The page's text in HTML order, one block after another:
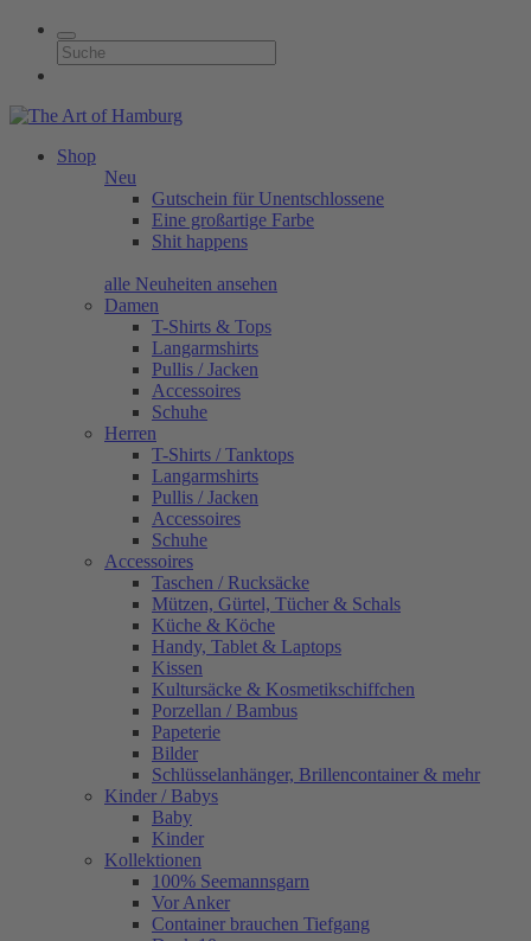
Shop
Neu
Gutschein für Unentschlossene
Eine großartige Farbe
Shit happens
alle Neuheiten ansehen
Damen
T-Shirts & Tops
Langarmshirts
Pullis / Jacken
Accessoires
Schuhe
Herren
T-Shirts / Tanktops
Langarmshirts
Pullis / Jacken
Accessoires
Schuhe
Accessoires
Taschen / Rucksäcke
Mützen, Gürtel, Tücher & Schals
Küche & Köche
Handy, Tablet & Laptops
Kissen
Kultursäcke & Kosmetikschiffchen
Porzellan / Bambus
Papeterie
Bilder
Schlüsselanhänger, Brillencontainer & mehr
Kinder / Babys
Baby
Kinder
Kollektionen
100% Seemannsgarn
Vor Anker
Container brauchen Tiefgang